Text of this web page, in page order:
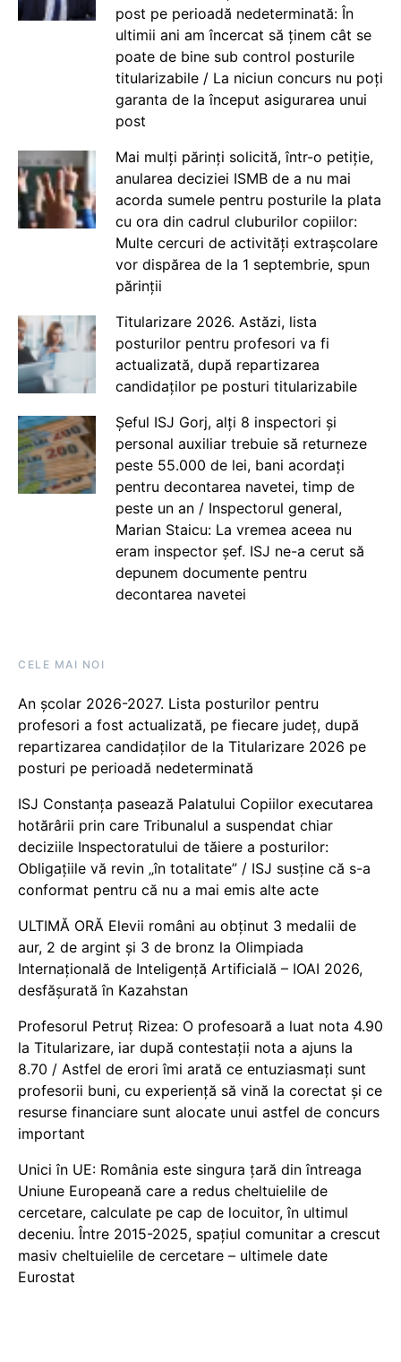
post pe perioadă nedeterminată: În
ultimii ani am încercat să ținem cât se
poate de bine sub control posturile
titularizabile / La niciun concurs nu poți
garanta de la început asigurarea unui
post
Mai mulți părinți solicită, într-o petiție,
anularea deciziei ISMB de a nu mai
acorda sumele pentru posturile la plata
cu ora din cadrul cluburilor copiilor:
Multe cercuri de activități extrașcolare
vor dispărea de la 1 septembrie, spun
părinții
Titularizare 2026. Astăzi, lista
posturilor pentru profesori va fi
actualizată, după repartizarea
candidaților pe posturi titularizabile
Șeful ISJ Gorj, alți 8 inspectori și
personal auxiliar trebuie să returneze
peste 55.000 de lei, bani acordați
pentru decontarea navetei, timp de
peste un an / Inspectorul general,
Marian Staicu: La vremea aceea nu
eram inspector șef. ISJ ne-a cerut să
depunem documente pentru
decontarea navetei
CELE MAI NOI
An școlar 2026-2027. Lista posturilor pentru
profesori a fost actualizată, pe fiecare județ, după
repartizarea candidaților de la Titularizare 2026 pe
posturi pe perioadă nedeterminată
ISJ Constanța pasează Palatului Copiilor executarea
hotărârii prin care Tribunalul a suspendat chiar
deciziile Inspectoratului de tăiere a posturilor:
Obligațiile vă revin „în totalitate” / ISJ susține că s-a
conformat pentru că nu a mai emis alte acte
ULTIMĂ ORĂ Elevii români au obținut 3 medalii de
aur, 2 de argint și 3 de bronz la Olimpiada
Internațională de Inteligență Artificială – IOAI 2026,
desfășurată în Kazahstan
Profesorul Petruț Rizea: O profesoară a luat nota 4.90
la Titularizare, iar după contestații nota a ajuns la
8.70 / Astfel de erori îmi arată ce entuziasmați sunt
profesorii buni, cu experiență să vină la corectat și ce
resurse financiare sunt alocate unui astfel de concurs
important
Unici în UE: România este singura țară din întreaga
Uniune Europeană care a redus cheltuielile de
cercetare, calculate pe cap de locuitor, în ultimul
deceniu. Între 2015-2025, spațiul comunitar a crescut
masiv cheltuielile de cercetare – ultimele date
Eurostat